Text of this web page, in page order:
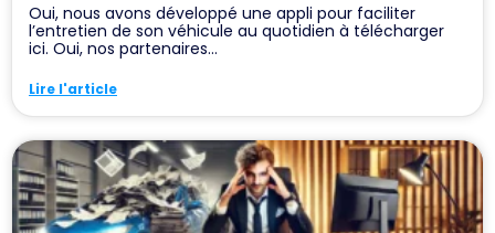
Oui, nous avons développé une appli pour faciliter
l’entretien de son véhicule au quotidien à télécharger
ici. Oui, nos partenaires...
Lire l'article